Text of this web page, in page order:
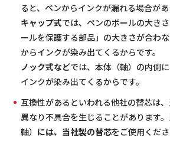
ると、ペンからインクが漏れる場合があ
キャップ式では、ペンのボールの大き
ールを保護する部品」の大きさが合わ
からインクが染み出てくるからです。
ノック式などでは、本体（軸）の内側
インクが染み出てくるからです。
互換性があるといわれる他社の替芯は
異なり不具合を生じることがあります。
軸） には、当社製の替芯をご使用くださ